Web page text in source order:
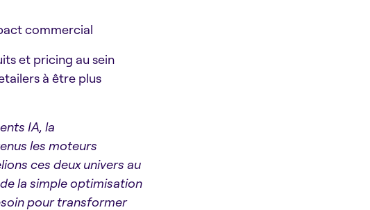
commercial
et pricing au sein
à être plus
IA, la
les moteurs
ces deux univers au
la simple optimisation
pour transformer